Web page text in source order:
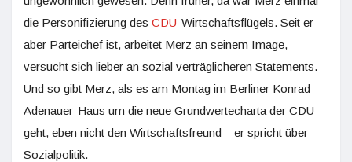
die Personifizierung des CDU-Wirtschaftsflügels. Seit er
aber Parteichef ist, arbeitet Merz an seinem Image,
versucht sich lieber an sozial verträglicheren Statements.
Und so gibt Merz, als es am Montag im Berliner Konrad-
Adenauer-Haus um die neue Grundwertecharta der CDU
geht, eben nicht den Wirtschaftsfreund – er spricht über
Sozialpolitik.